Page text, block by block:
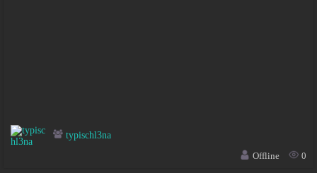
typischl3na
Offline
0